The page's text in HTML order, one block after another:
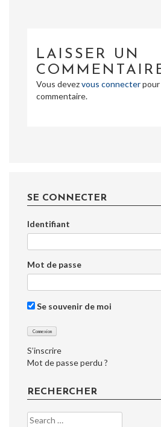
LAISSER UN
Vous devezvous connecterpour
commentaire.
SE CONNECTER
Identifiant
Mot de passe
Se souvenir de moi
S’inscrire
Mot de passe perdu ?
RECHERCHER